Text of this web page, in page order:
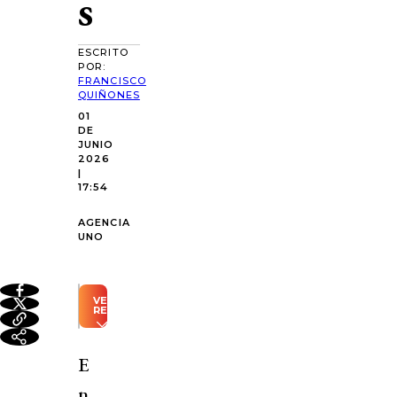
ESCRITO
POR:
FRANCISCO
QUIÑONES
01
DE
JUNIO
2026
|
17:54
AGENCIA
UNO
VER
RESUMEN
generado
E